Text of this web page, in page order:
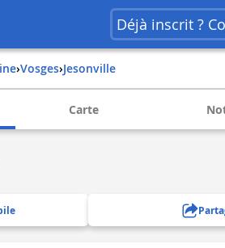
Déjà inscrit ?
› vosges› jesonville
Carte